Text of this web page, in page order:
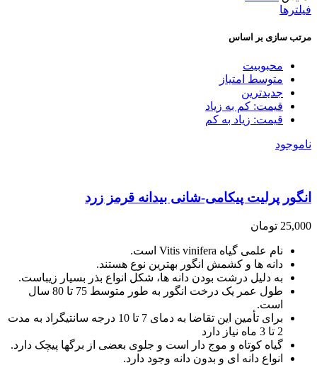
فیلترها
مرتب سازی بر اساس
محبوبیت
متوسط امتیاز
جدیدترین
قیمت: کم به زیاد
قیمت: زیاد به کم
ناموجود
انگور پرلیت پیکامی-شانی بیدانه قرمز زرد
25,000 تومان
نام علمی گیاه Vitis vinifera است.
دانه ها و کشمش انگور بهترین نوع هستند.
به دلیل درشت بودن دانه ها، شکل انواع بذر بسیار زیباست.
طول عمر یک درخت انگور به طور متوسط ​​75 تا 80 سال
است.
برای تأمین این تقاضا به دمای 7 تا 10 درجه سانتیگراد به مدت
2 تا 3 ماه نیاز دارد
گیاه کوتاه و موج دار است و جلوی بعضی از برگها پیچک دارد.
انواع دانه ای و بدون دانه وجود دارد.